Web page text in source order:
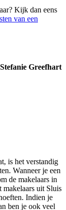
Kijk dan eens
van een
Stefanie Greefhart
is het verstandig
Wanneer je een
de makelaars in
makelaars uit Sluis
Indien je
ben je ook veel